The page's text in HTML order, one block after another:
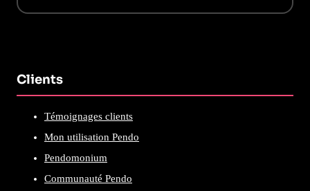
Clients
Témoignages clients
Mon utilisation Pendo
Pendomonium
Communauté Pendo